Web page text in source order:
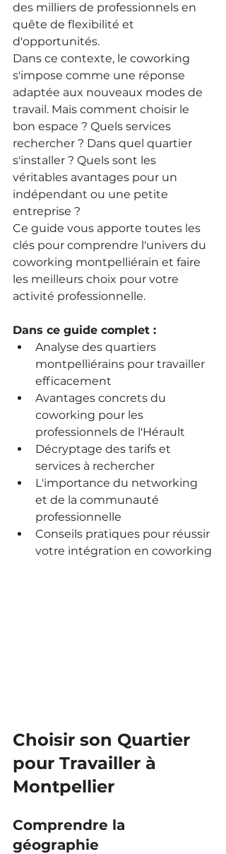
des milliers de professionnels en
quête de flexibilité et
d'opportunités.
Dans ce contexte, le coworking
s'impose comme une réponse
adaptée aux nouveaux modes de
travail. Mais comment choisir le
bon espace ? Quels services
rechercher ? Dans quel quartier
s'installer ? Quels sont les
véritables avantages pour un
indépendant ou une petite
entreprise ?
Ce guide vous apporte toutes les
clés pour comprendre l'univers du
coworking montpelliérain et faire
les meilleurs choix pour votre
activité professionnelle.
Dans ce guide complet :
Analyse des quartiers
montpelliérains pour travailler
efficacement
Avantages concrets du
coworking pour les
professionnels de l'Hérault
Décryptage des tarifs et
services à rechercher
L'importance du networking
et de la communauté
professionnelle
Conseils pratiques pour réussir
votre intégration en coworking
Choisir son Quartier
pour Travailler à
Montpellier
Comprendre la
géographie